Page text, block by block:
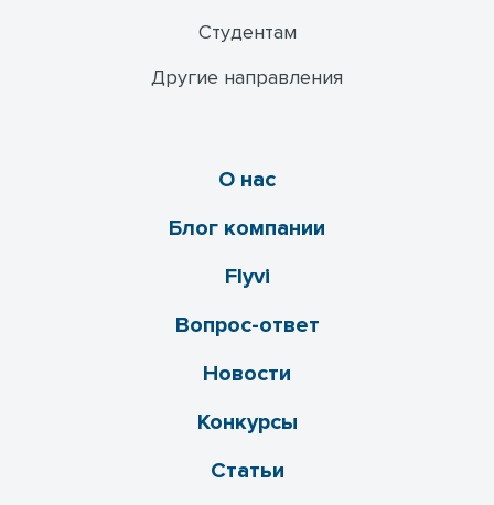
Студентам
Другие направления
О нас
Блог компании
Flyvi
Вопрос-ответ
Новости
Конкурсы
Статьи